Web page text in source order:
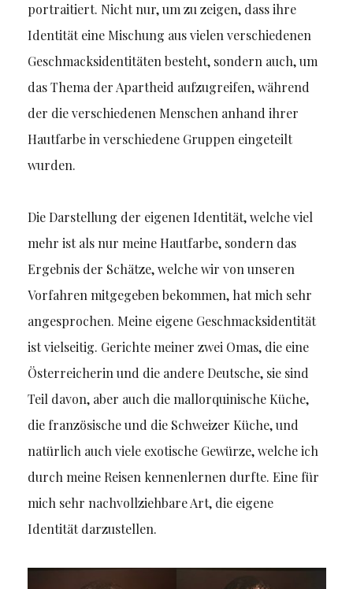
portraitiert. Nicht nur, um zu zeigen, dass ihre
Identität eine Mischung aus vielen verschiedenen
Geschmacksidentitäten besteht, sondern auch, um
das Thema der Apartheid aufzugreifen, während
der die verschiedenen Menschen anhand ihrer
Hautfarbe in verschiedene Gruppen eingeteilt
wurden.
Die Darstellung der eigenen Identität, welche viel
mehr ist als nur meine Hautfarbe, sondern das
Ergebnis der Schätze, welche wir von unseren
Vorfahren mitgegeben bekommen, hat mich sehr
angesprochen. Meine eigene Geschmacksidentität
ist vielseitig. Gerichte meiner zwei Omas, die eine
Österreicherin und die andere Deutsche, sie sind
Teil davon, aber auch die mallorquinische Küche,
die französische und die Schweizer Küche, und
natürlich auch viele exotische Gewürze, welche ich
durch meine Reisen kennenlernen durfte. Eine für
mich sehr nachvollziehbare Art, die eigene
Identität darzustellen.